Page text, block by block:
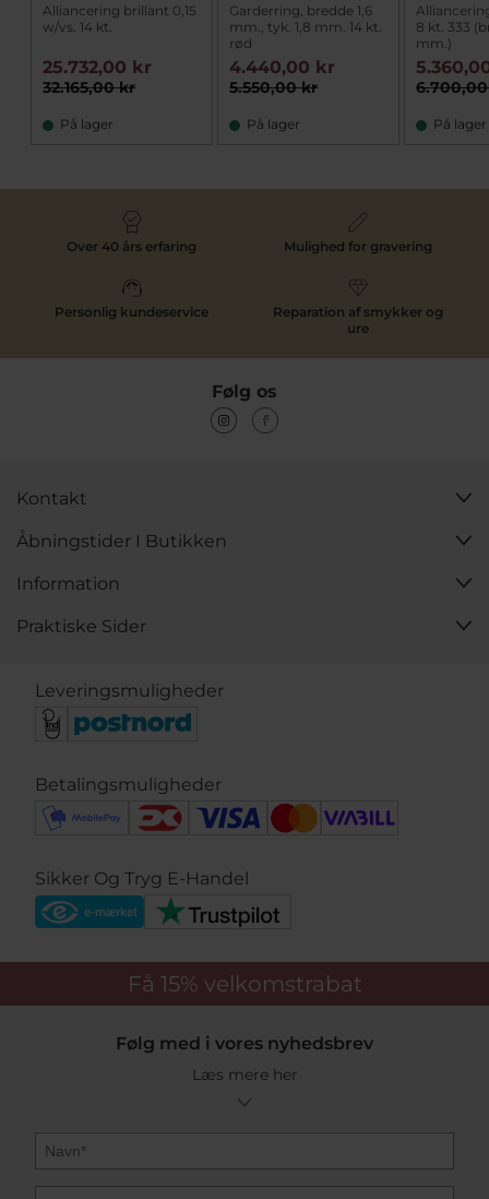
Alliancering brillant 0,15
w/vs. 14 kt.
32.165,00 kr
25.732,00 kr
På lager
Garderring, bredde 1,6
mm., tyk. 1,8 mm. 14 kt.
rød
5.550,00 kr
4.440,00 kr
På lager
8 kt. 333
mm.)
På lager
Over 40 års erfaring Mulighed for gravering
Personlig kundeservice
Reparation af smykker og
ure
Følg os
Kontakt
Åbningstider I Butikken
Information
Praktiske Sider
Leveringsmuligheder
Betalingsmuligheder
Sikker Og Tryg E-Handel
Få 15% velkomstrabat
Følg med i vores nyhedsbrev
Læs mere her